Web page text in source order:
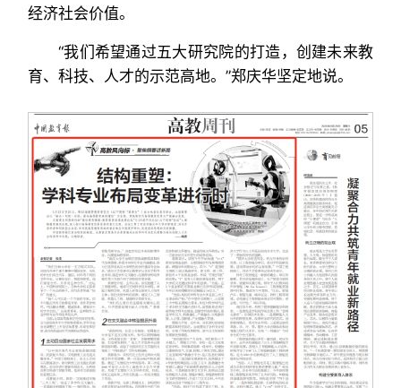
经济社会价值。
“我们希望通过五大研究院的打造，创建未来教
育、科技、人才的示范高地。”郑庆华坚定地说。